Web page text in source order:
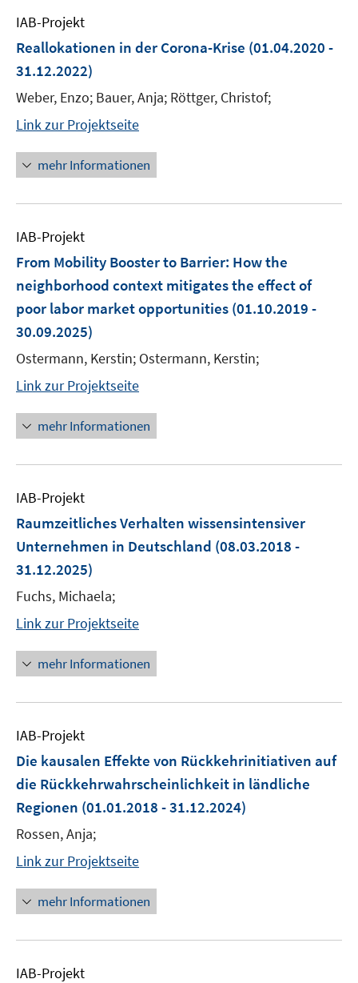
IAB-Projekt
Reallokationen in der Corona-Krise (01.04.2020 -
31.12.2022)
Weber, Enzo; Bauer, Anja; Röttger, Christof;
Link zur Projektseite
mehr Informationen
IAB-Projekt
From Mobility Booster to Barrier: How the
neighborhood context mitigates the effect of
poor labor market opportunities (01.10.2019 -
30.09.2025)
Ostermann, Kerstin; Ostermann, Kerstin;
Link zur Projektseite
mehr Informationen
IAB-Projekt
Raumzeitliches Verhalten wissensintensiver
Unternehmen in Deutschland (08.03.2018 -
31.12.2025)
Fuchs, Michaela;
Link zur Projektseite
mehr Informationen
IAB-Projekt
Die kausalen Effekte von Rückkehrinitiativen auf
die Rückkehrwahrscheinlichkeit in ländliche
Regionen (01.01.2018 - 31.12.2024)
Rossen, Anja;
Link zur Projektseite
mehr Informationen
IAB-Projekt